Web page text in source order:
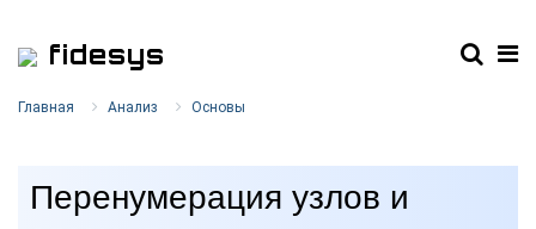
fidesys
Главная Анализ Основы
Перенумерация узлов и